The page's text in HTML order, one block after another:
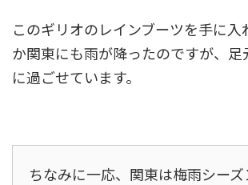
このギリオのレインブーツを手に入
か関東にも雨が降ったのですが、足
に過ごせています。
ちなみに一応、関東は梅雨シーズ